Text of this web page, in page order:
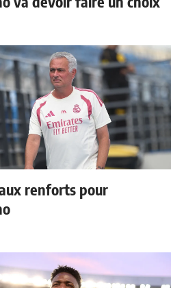
renforts pour